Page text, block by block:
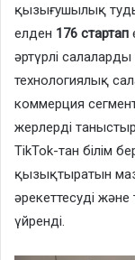
қызығушылық
елден 176 стартап
әртүрлі
технологиялық
коммерция
жерлерді
TikTok-тан білім
қызықтыратын
әрекеттесуді
үйренді.